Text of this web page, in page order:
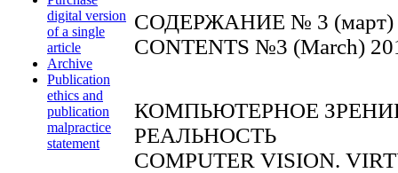
digital version
of a single
article
Archive
Publication
ethics and
publication
malpractice
statement
СОДЕРЖАНИЕ № 3 (март)
CONTENTS №3 (March)
КОМПЬЮТЕРНОЕ
РЕАЛЬНОСТЬ
COMPUTER VISION.